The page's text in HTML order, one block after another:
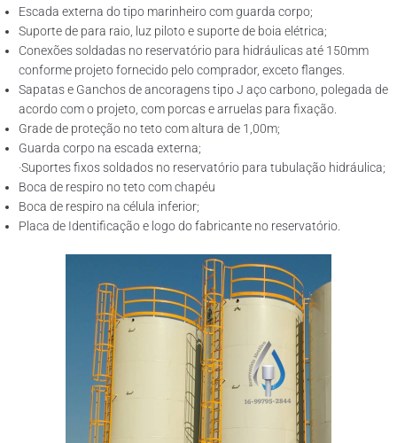
Escada externa do tipo marinheiro com guarda corpo;
Suporte de para raio, luz piloto e suporte de boia elétrica;
Conexões soldadas no reservatório para hidráulicas até 150mm
conforme projeto fornecido pelo comprador, exceto flanges.
Sapatas e Ganchos de ancoragens tipo J aço carbono, polegada de
acordo com o projeto, com porcas e arruelas para fixação.
Grade de proteção no teto com altura de 1,00m;
Guarda corpo na escada externa;
·Suportes fixos soldados no reservatório para tubulação hidráulica;
Boca de respiro no teto com chapéu
Boca de respiro na célula inferior;
Placa de Identificação e logo do fabricante no reservatório.